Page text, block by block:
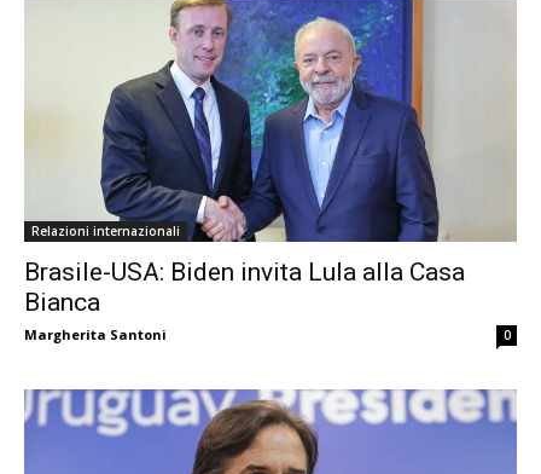
Relazioni internazionali
Brasile-USA: Biden invita Lula alla Casa
Bianca
Margherita Santoni 0